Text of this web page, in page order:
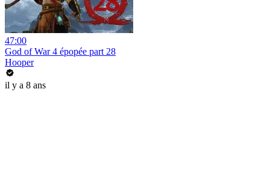
47:00
God of War 4 épopée part 28
Hooper
il y a 8 ans